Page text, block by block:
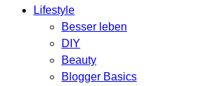
Lifestyle
Besser leben
DIY
Beauty
Blogger Basics